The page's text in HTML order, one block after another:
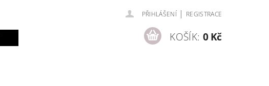
PŘIHLÁŠENÍ | REGISTRACE
KOŠÍK: 0 Kč